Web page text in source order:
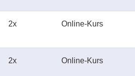
2x Online-Kurs
2x Online-Kurs